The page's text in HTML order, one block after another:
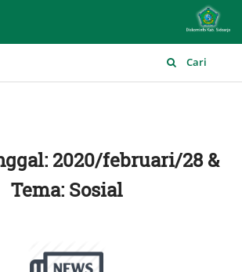
Cari
2020/februari/28 &
Tema: Sosial